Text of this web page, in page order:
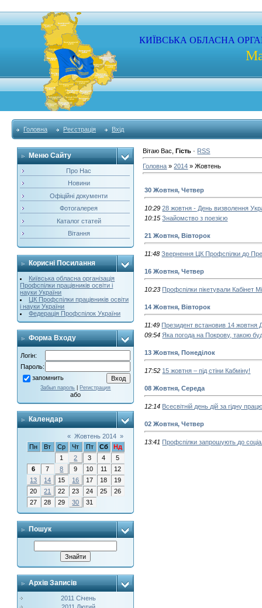
КИЇВСЬКА ОБЛАСНА
Головна Реєстрація Вхід
Меню Сайту
Про Нас
Новини
Офіційні документи
Фотогалерея
Каталог статей
Вітання
Корисні Посилання
Київська обласна організація
Профспілки працівників освіти і
науки України
ЦК Профспілки працівників освіти
і науки України
Федерація Профспілок України
Форма Входу
Логін:
Пароль:
запомнить
Забыл пароль Регистрация
або
Календар
« Жовтень 2014 »
Пн
Вт Ср Чт Пт Сб
Нд
1
2 3 4
5
6
7 8 9 10 11
12
13
14 15 16 17 18
19
20
21 22 23 24 25
26
27
28 29 30 31
Пошук
Архів Записів
2011 Січень
Вітаю Вас ,Гість · RSS
Головна »2014 » Жовтень
30 Жовтня, Четвер
10:29 28 жовтня - День визволення
10:15 Знайомство з поезією
21 Жовтня, Вівторок
11:48 Звернення ЦК Профспілки до
16 Жовтня, Четвер
10:23 Профспілки пікетували Кабінет
14 Жовтня, Вівторок
11:49 Президент встановив 14 жовтня
09:54 Яка погода на Покрову, такою
13 Жовтня, Понеділок
17:52 15 жовтня – під стіни Кабміну!
08 Жовтня, Середа
12:14 Всесвітній день дій за гідну
02 Жовтня, Четвер
13:41 Профспілки запрошують до